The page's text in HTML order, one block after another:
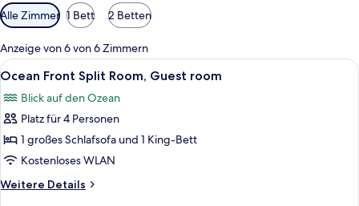
Verfügbare
Filter
für
Zimmer
Alle Zimmer 1 Bett 2 Betten
Anzeige von 6 von 6 Zimmern
Alle
Fotos
für
Ocean
Front
Split
Room,
Guest
Ein Balkon mit Korbstühlen, einem
10
Ocean Front Split Room, Guest room
Blick auf den Ozean
Platz für 4 Personen
1 großes Schlafsofa und 1 King-Bett
Kostenloses WLAN
Weitere Details
Weitere